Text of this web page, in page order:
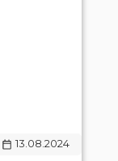
13.08.2024